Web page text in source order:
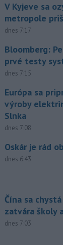
V Kyjeve sa
metropole
dnes 7:17
Bloomberg:
prvé testy
dnes 7:15
Európa sa
výroby
Slnka
dnes 7:08
Oskár je rád
dnes 6:43
Čína sa
zatvára školy
dnes 7:03